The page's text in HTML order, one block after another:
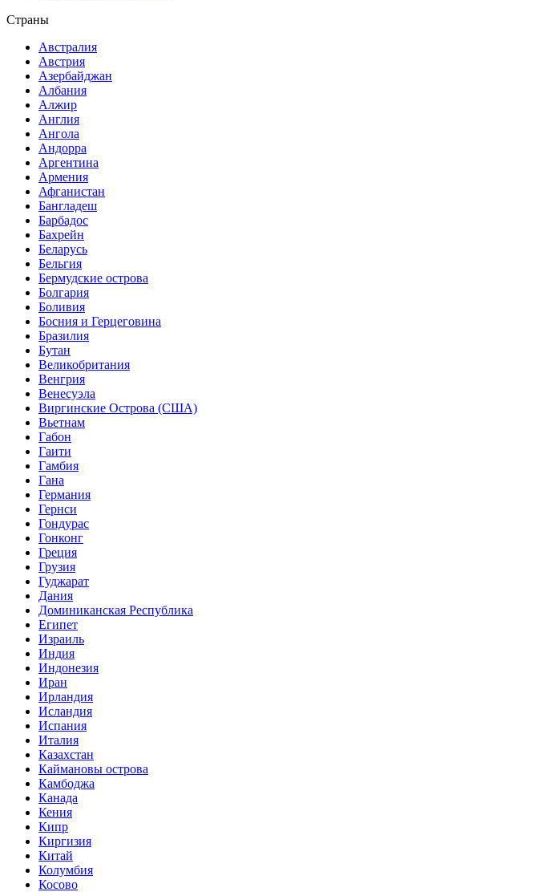
Страны
Австралия
Австрия
Азербайджан
Албания
Алжир
Англия
Ангола
Андорра
Аргентина
Армения
Афганистан
Бангладеш
Барбадос
Бахрейн
Беларусь
Бельгия
Бермудские острова
Болгария
Боливия
Босния и Герцеговина
Бразилия
Бутан
Великобритания
Венгрия
Венесуэла
Виргинские Острова (США)
Вьетнам
Габон
Гаити
Гамбия
Гана
Германия
Гернси
Гондурас
Гонконг
Греция
Грузия
Гуджарат
Дания
Доминиканская Республика
Египет
Израиль
Индия
Индонезия
Иран
Ирландия
Исландия
Испания
Италия
Казахстан
Каймановы острова
Камбоджа
Канада
Кения
Кипр
Киргизия
Китай
Колумбия
Косово